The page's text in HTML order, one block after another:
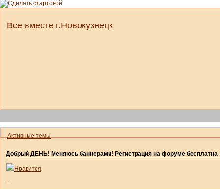
Все вместе г.Новокузнецк
Активные темы
Добрый ДЕНЬ! Меняюсь баннерами! Регистрация на форуме бесплатна
Нравится
-